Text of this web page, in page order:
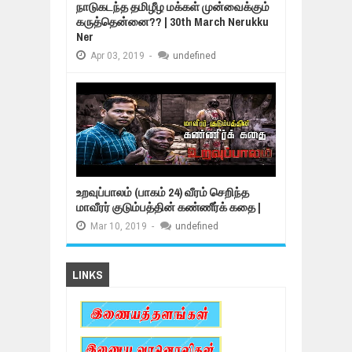
நாடுகடந்த தமிழீழ மக்கள் முன்வைக்கும்
கருத்தென்னை?? | 30th March Nerukku
Ner
Apr 03, 2019 - undefined
உறவுப்பாலம் (பாகம் 24) வீரம் செறிந்த
மாவீரர் குடும்பத்தின் கண்ணீர்க் கதை |
Mar 10, 2019 - undefined
LINKS